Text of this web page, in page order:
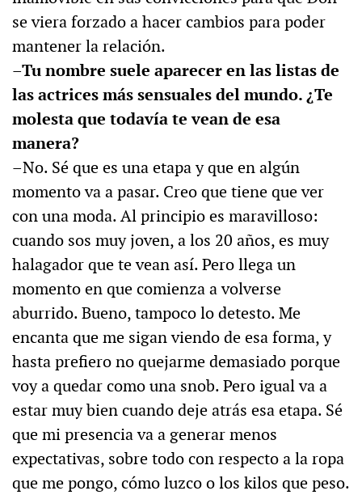
se viera forzado a hacer cambios para poder
mantener la relación.
–Tu nombre suele aparecer en las listas de
las actrices más sensuales del mundo. ¿Te
molesta que todavía te vean de esa
manera?
–No. Sé que es una etapa y que en algún
momento va a pasar. Creo que tiene que ver
con una moda. Al principio es maravilloso:
cuando sos muy joven, a los 20 años, es muy
halagador que te vean así. Pero llega un
momento en que comienza a volverse
aburrido. Bueno, tampoco lo detesto. Me
encanta que me sigan viendo de esa forma, y
hasta prefiero no quejarme demasiado porque
voy a quedar como una snob. Pero igual va a
estar muy bien cuando deje atrás esa etapa. Sé
que mi presencia va a generar menos
expectativas, sobre todo con respecto a la ropa
que me pongo, cómo luzco o los kilos que peso.